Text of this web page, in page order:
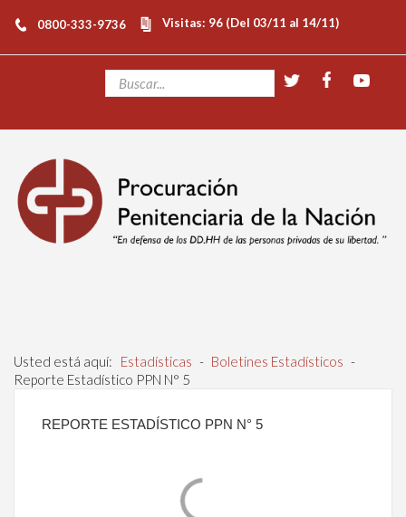
0800-333-9736 Visitas: 96 (Del 03/11 al 14/11)
Usted está aquí: Estadísticas - Boletines Estadísticos -
Reporte Estadístico PPN N° 5
REPORTE ESTADÍSTICO PPN N° 5